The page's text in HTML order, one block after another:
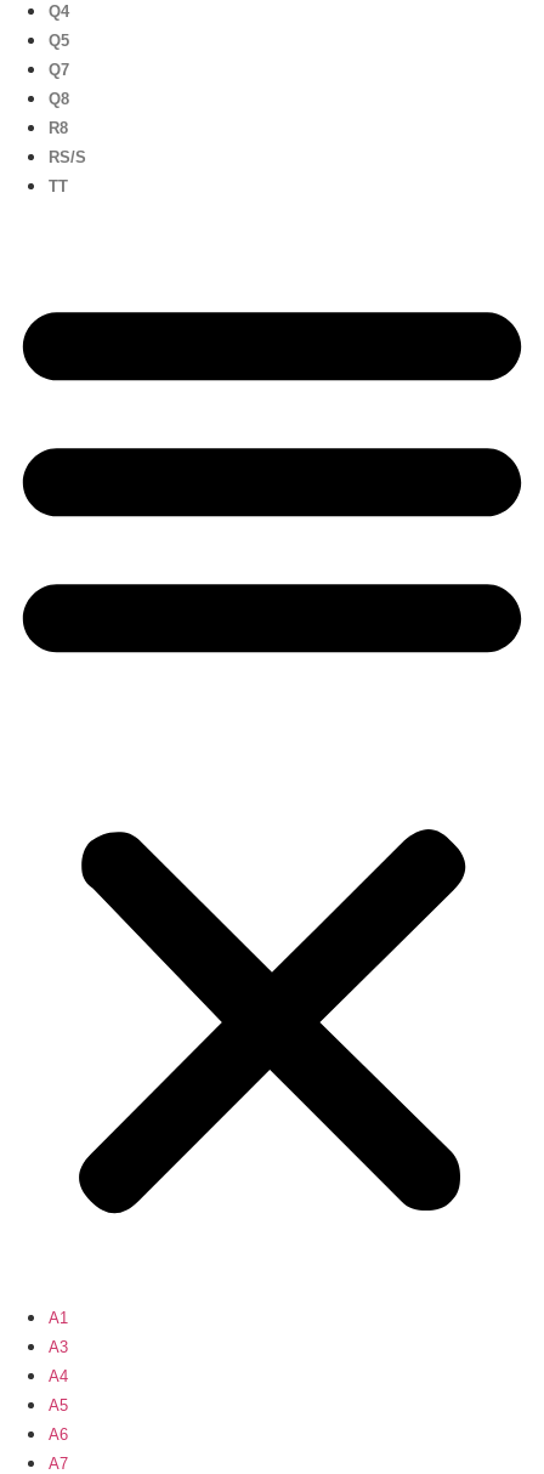
Q4
Q5
Q7
Q8
R8
RS/S
TT
A1
A3
A4
A5
A6
A7